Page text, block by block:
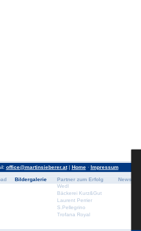
office@martinsieberer.at| Home· Impressum
Bildergalerie
Partner zum Erfolg
Wedl
Bäckerei Kurz&Gut
Laurent Perrier
S.Pellegrino
Trofana Royal
News